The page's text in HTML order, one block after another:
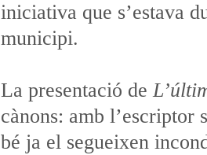
iniciativa que s’estava
municipi.
La presentació de
cànons: amb l’escriptor
bé ja el segueixen